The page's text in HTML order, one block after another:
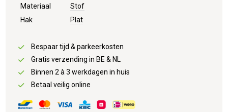
Materiaal
Stof
Hak
Plat
Bespaar tijd & parkeerkosten
Gratis verzending in BE & NL
Binnen 2 à 3 werkdagen in huis
Betaal veilig online